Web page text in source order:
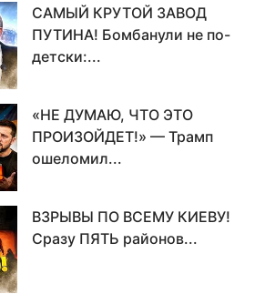
САМЫЙ КРУТОЙ ЗАВОД
ПУТИНА! Бомбанули не по-
детски:...
«НЕ ДУМАЮ, ЧТО ЭТО
ПРОИЗОЙДЕТ!» — Трамп
ошеломил...
ВЗРЫВЫ ПО ВСЕМУ КИЕВУ!
Сразу ПЯТЬ районов...